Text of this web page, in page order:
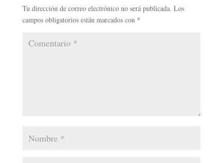
Tu dirección de correo electrónico no será publicada. Los
campos obligatorios están marcados con *